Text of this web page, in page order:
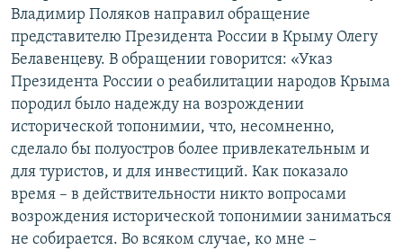
Владимир Поляков направил обращение
представителю Президента России в Крыму Олегу
Белавенцеву. В обращении говорится: «Указ
Президента России о реабилитации народов Крыма
породил было надежду на возрождении
исторической топонимии, что, несомненно,
сделало бы полуостров более привлекательным и
для туристов, и для инвестиций. Как показало
время – в действительности никто вопросами
возрождения исторической топонимии заниматься
не собирается. Во всяком случае, ко мне –